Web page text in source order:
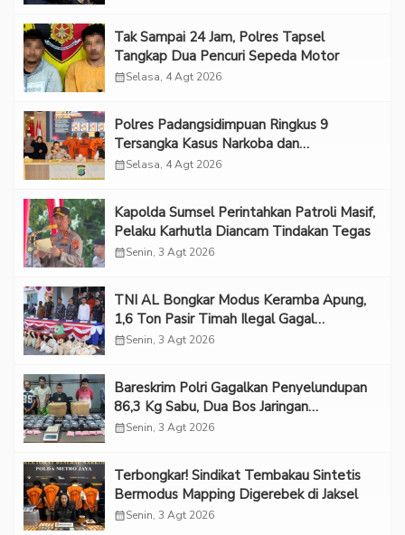
Tak Sampai 24 Jam, Polres Tapsel
Tangkap Dua Pencuri Sepeda Motor
calendar_monthSelasa, 4 Agt 2026
Polres Padangsidimpuan Ringkus 9
Tersangka Kasus Narkoba dan
Penganiayaan
calendar_monthSelasa, 4 Agt 2026
Kapolda Sumsel Perintahkan Patroli Masif,
Pelaku Karhutla Diancam Tindakan Tegas
calendar_monthSenin, 3 Agt 2026
TNI AL Bongkar Modus Keramba Apung,
1,6 Ton Pasir Timah Ilegal Gagal
Diselundupkan
calendar_monthSenin, 3 Agt 2026
Bareskrim Polri Gagalkan Penyelundupan
86,3 Kg Sabu, Dua Bos Jaringan
Internasional Diburu
calendar_monthSenin, 3 Agt 2026
Terbongkar! Sindikat Tembakau Sintetis
Bermodus Mapping Digerebek di Jaksel
calendar_monthSenin, 3 Agt 2026